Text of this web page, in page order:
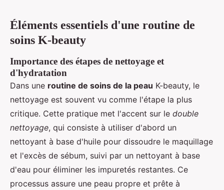
Éléments essentiels d'une routine de
soins K-beauty
Importance des étapes de nettoyage et
d'hydratation
Dans une routine de soins de la peau K-beauty, le
nettoyage est souvent vu comme l'étape la plus
critique. Cette pratique met l'accent sur le double
nettoyage, qui consiste à utiliser d'abord un
nettoyant à base d'huile pour dissoudre le maquillage
et l'excès de sébum, suivi par un nettoyant à base
d'eau pour éliminer les impuretés restantes. Ce
processus assure une peau propre et prête à